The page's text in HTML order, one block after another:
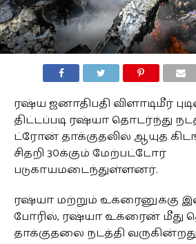
ரஷ்ய ஜனாதிபதி விளாடிமீர்
திட்டப்படி ரஷ்யா தொடர்ந்து
ட்ரோன் தாக்குதலில் ஆயுத
சிதறி 30க்கும் மேற்பட்டோர்
படுகாயமடைந்துள்ளனர்.
ரஷ்யா மற்றும் உக்ரைனுக்கு
போரில், ரஷ்யா உக்ரைன் மீது
தாக்குதலை நடத்தி